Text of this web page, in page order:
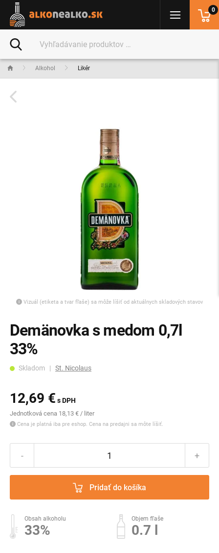
Alkohol Likér
Vizuál (etiketa a tvar fľaše) sa môže líšiť od aktuálnych skladových stavov
Demänovka s medom 0,7l
33%
Skladom | St. Nicolaus
12,69 € s DPH
Jednotková cena 18,13 € / liter
Cena je platná iba pre eshop. Cena na predajni sa môte líšiť.
- +
Pridať do košíka
Obsah alkoholu
33%
Objem fľaše
0.7 l
0